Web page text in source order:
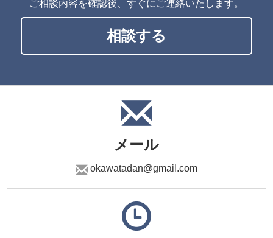
ご相談内容を確認後、すぐにご連絡いたします。
相談する
メール
okawatadan@gmail.com